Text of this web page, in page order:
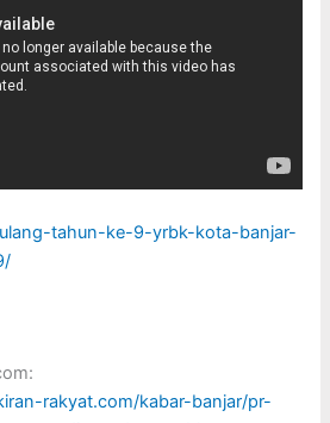
tahun-ke-9-yrbk-kota-banjar-
rakyat.com/kabar-banjar/pr-